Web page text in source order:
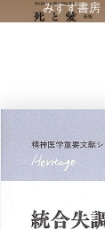
みすず書房